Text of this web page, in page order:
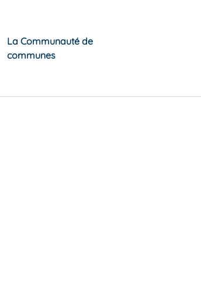
La Communauté de
communes